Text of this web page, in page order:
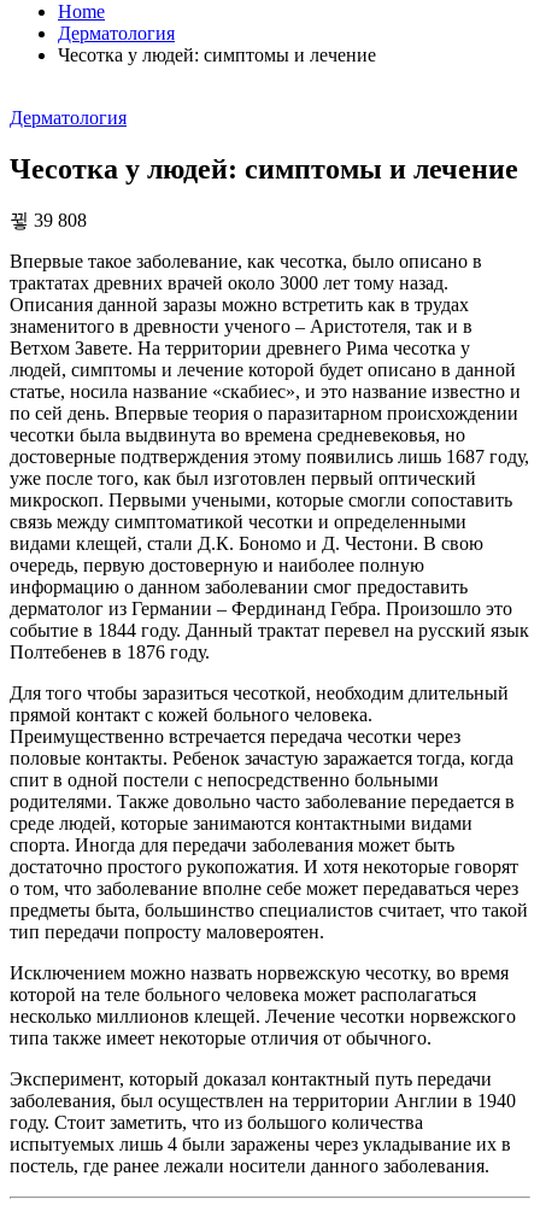
Home
Дерматология
Чесотка у людей: симптомы и лечение
Дерматология
Чесотка у людей: симптомы и лечение
39 808
Впервые такое заболевание, как чесотка, было описано в
трактатах древних врачей около 3000 лет тому назад.
Описания данной заразы можно встретить как в трудах
знаменитого в древности ученого – Аристотеля, так и в
Ветхом Завете. На территории древнего Рима чесотка у
людей, симптомы и лечение которой будет описано в данной
статье, носила название «скабиес», и это название известно и
по сей день. Впервые теория о паразитарном происхождении
чесотки была выдвинута во времена средневековья, но
достоверные подтверждения этому появились лишь 1687 году,
уже после того, как был изготовлен первый оптический
микроскоп. Первыми учеными, которые смогли сопоставить
связь между симптоматикой чесотки и определенными
видами клещей, стали Д.К. Бономо и Д. Честони. В свою
очередь, первую достоверную и наиболее полную
информацию о данном заболевании смог предоставить
дерматолог из Германии – Фердинанд Гебра. Произошло это
событие в 1844 году. Данный трактат перевел на русский язык
Полтебенев в 1876 году.
Для того чтобы заразиться чесоткой, необходим длительный
прямой контакт с кожей больного человека.
Преимущественно встречается передача чесотки через
половые контакты. Ребенок зачастую заражается тогда, когда
спит в одной постели с непосредственно больными
родителями. Также довольно часто заболевание передается в
среде людей, которые занимаются контактными видами
спорта. Иногда для передачи заболевания может быть
достаточно простого рукопожатия. И хотя некоторые говорят
о том, что заболевание вполне себе может передаваться через
предметы быта, большинство специалистов считает, что такой
тип передачи попросту маловероятен.
Исключением можно назвать норвежскую чесотку, во время
которой на теле больного человека может располагаться
несколько миллионов клещей. Лечение чесотки норвежского
типа также имеет некоторые отличия от обычного.
Эксперимент, который доказал контактный путь передачи
заболевания, был осуществлен на территории Англии в 1940
году. Стоит заметить, что из большого количества
испытуемых лишь 4 были заражены через укладывание их в
постель, где ранее лежали носители данного заболевания.